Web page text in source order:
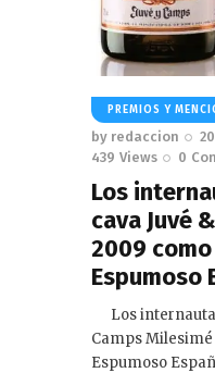
PREMIOS Y
by redaccion
439 Views 0
Los
cava Juvé
2009
Espumoso
Los
Camps
Espumoso